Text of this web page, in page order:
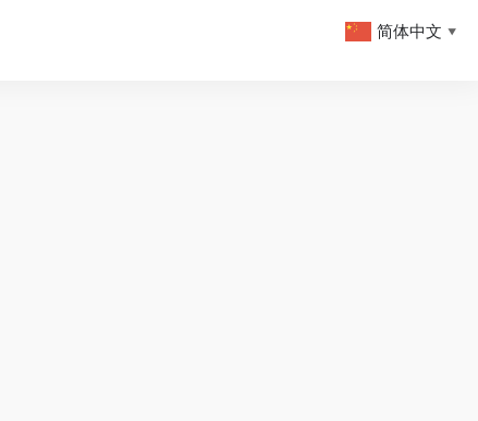
简体中文 ▼